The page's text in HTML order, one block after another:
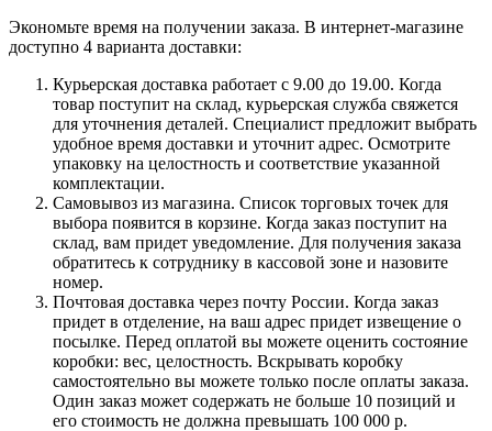
Экономьте время на получении заказа. В интернет-магазине
доступно 4 варианта доставки:
Курьерская доставка работает с 9.00 до 19.00. Когда
товар поступит на склад, курьерская служба свяжется
для уточнения деталей. Специалист предложит выбрать
удобное время доставки и уточнит адрес. Осмотрите
упаковку на целостность и соответствие указанной
комплектации.
Самовывоз из магазина. Список торговых точек для
выбора появится в корзине. Когда заказ поступит на
склад, вам придет уведомление. Для получения заказа
обратитесь к сотруднику в кассовой зоне и назовите
номер.
Почтовая доставка через почту России. Когда заказ
придет в отделение, на ваш адрес придет извещение о
посылке. Перед оплатой вы можете оценить состояние
коробки: вес, целостность. Вскрывать коробку
самостоятельно вы можете только после оплаты заказа.
Один заказ может содержать не больше 10 позиций и
его стоимость не должна превышать 100 000 р.